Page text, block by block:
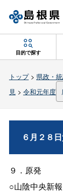
目的で探す
トップ> 県政・
見> 令和元年度
６月２８
９．原発
○山陰中央新